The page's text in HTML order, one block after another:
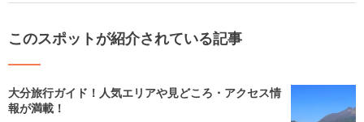
このスポットが紹介されている記事
大分旅行ガイド！人気エリアや見どころ・アクセス情
報が満載！